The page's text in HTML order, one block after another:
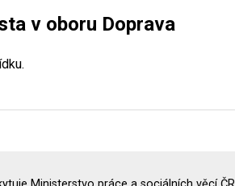
v oboru Doprava